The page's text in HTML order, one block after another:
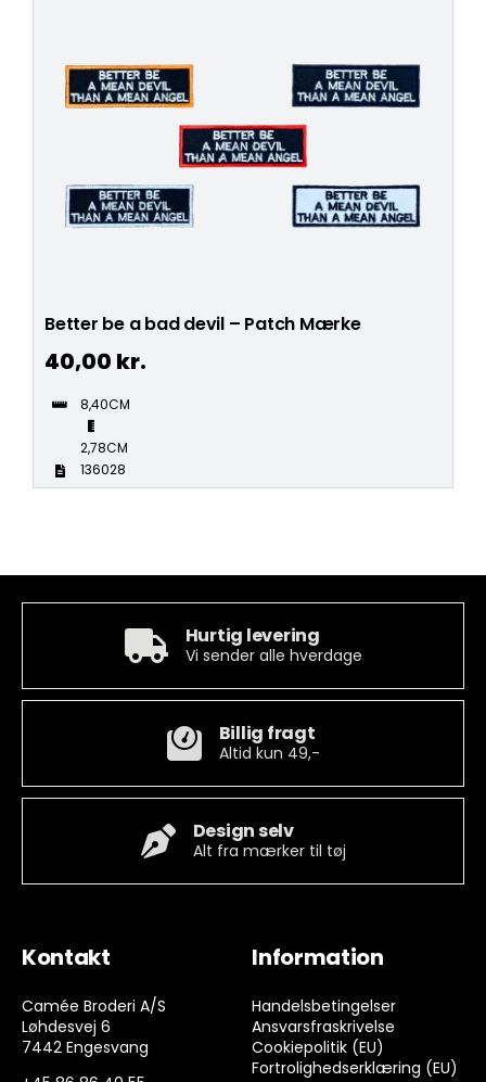
Better be a bad devil – Patch Mærke
40,00 kr.
8,40CM
2,78CM
136028
Hurtig levering
Vi sender alle hverdage
Billig fragt
Altid kun 49,-
Design selv
Alt fra mærker til tøj
Kontakt
Camée Broderi A/S
Løhdesvej 6
7442 Engesvang
Information
Handelsbetingelser
Ansvarsfraskrivelse
Cookiepolitik (EU)
Fortrolighedserklæring (EU)